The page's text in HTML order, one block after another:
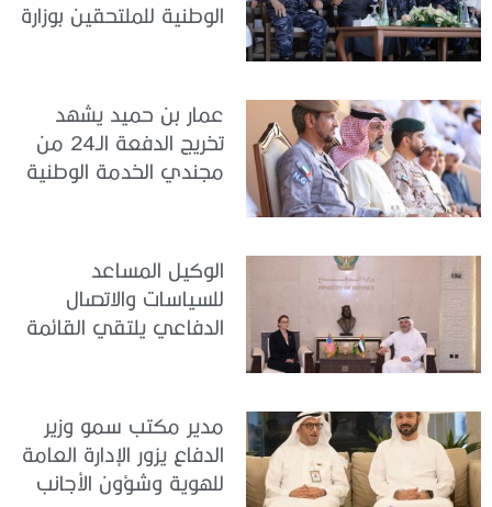
الوطنية للملتحقين بوزارة
عمار بن حميد يشهد
تخريج الدفعة الـ24 من
مجندي الخدمة الوطنية
الوكيل المساعد
للسياسات والاتصال
الدفاعي يلتقي القائمة
مدير مكتب سمو وزير
الدفاع يزور الإدارة العامة
للهوية وشؤون الأجانب